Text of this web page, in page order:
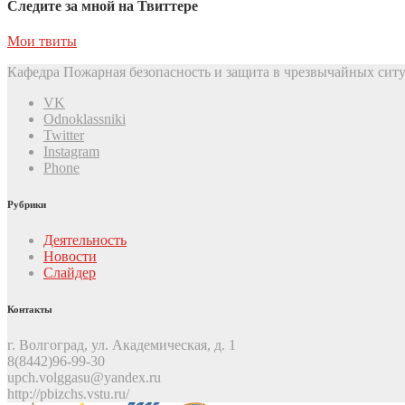
Следите за мной на Твиттере
Мои твиты
Кафедра Пожарная безопасность и защита в чрезвычайных
VK
Odnoklassniki
Twitter
Instagram
Phone
Рубрики
Деятельность
Новости
Слайдер
Контакты
г. Волгоград, ул. Академическая, д. 1
8(8442)96-99-30
upch.volggasu@yandex.ru
http://pbizchs.vstu.ru/